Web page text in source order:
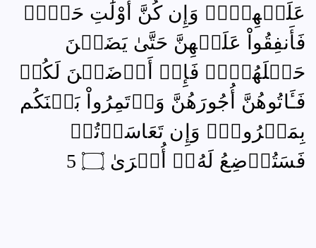
عَلَيۡهِنَّۚ وَإِن كُنَّ أُوْلَٰتِ حَمۡلٖ
فَأَنفِقُواْ عَلَيۡهِنَّ حَتَّىٰ يَضَعۡنَ
حَمۡلَهُنَّۚ فَإِنۡ أَرۡضَعۡنَ لَكُمۡ
فَـَٔاتُوهُنَّ أُجُورَهُنَّ وَأۡتَمِرُواْ بَيۡنَكُم
بِمَعۡرُوفٖۖ وَإِن تَعَاسَرۡتُمۡ
فَسَتُرۡضِعُ لَهُۥٓ أُخۡرَىٰ ۝ 5